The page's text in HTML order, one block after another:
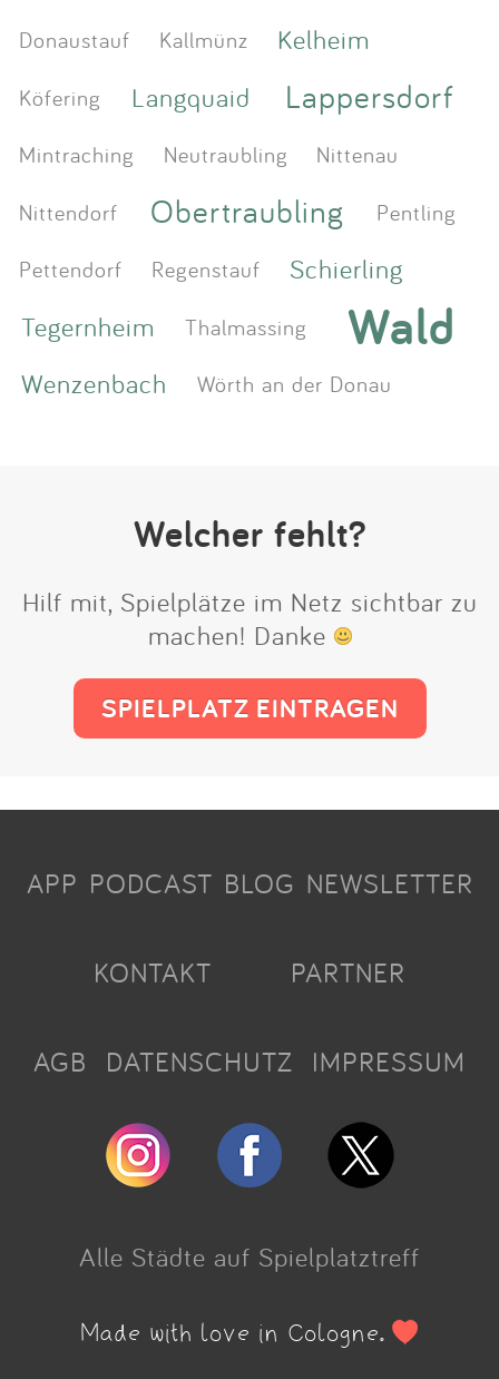
Donaustauf
Kallmünz Kelheim
Köfering Langquaid Lappersdorf
Mintraching Neutraubling
Nittenau
Nittendorf
Obertraubling
Pentling
Pettendorf
Regenstauf
Schierling
Tegernheim
Thalmassing Wald
Wenzenbach Wörth an der Donau
Welcher fehlt?
Hilf mit, Spielplätze im Netz sichtbar zu
machen! Danke
SPIELPLATZ EINTRAGEN
APP PODCAST BLOG NEWSLETTER
KONTAKT PARTNER
AGB DATENSCHUTZ IMPRESSUM
Alle Städte auf Spielplatztreff
Made with love in Cologne.